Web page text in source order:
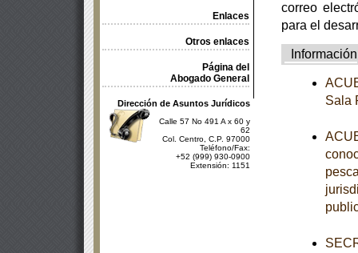
Enlaces
Otros enlaces
Página del
Abogado General
Dirección de Asuntos Jurídicos
Calle 57 No 491 A x 60 y
62
Col. Centro, C.P. 97000
Teléfono/Fax:
+52 (999) 930-0900
Extensión: 1151
correo
para el
Información
Sala